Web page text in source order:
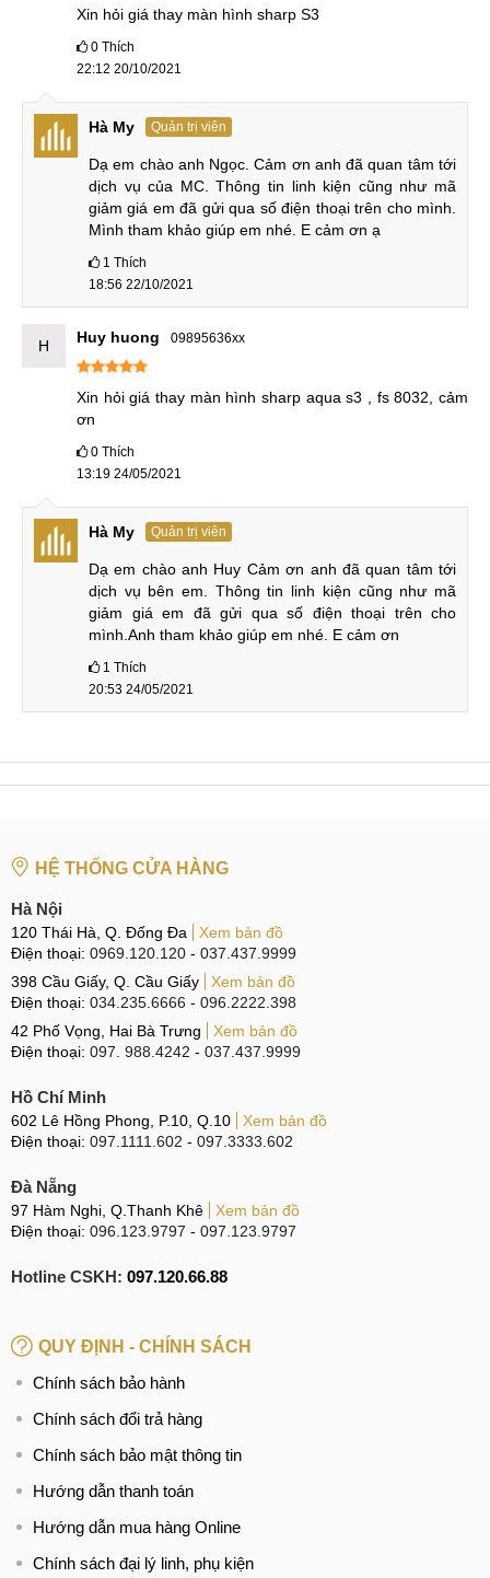
thay màn hình điện thoại sharp aquos s3 ở hn
giá thay màn hình sharp aquos s3 bao nhiêu
Xin hỏi giá thay màn hình sharp S3
0 Thích
22:12 20/10/2021
Hà My Quản trị viên
Dạ em chào anh Ngọc. Cảm ơn anh đã quan tâm tới
dịch vụ của MC. Thông tin linh kiện cũng như mã
giảm giá em đã gửi qua số điện thoại trên cho mình.
Mình tham khảo giúp em nhé. E cảm ơn ạ
1 Thích
18:56 22/10/2021
H Huy huong 09895636xx
Xin hỏi giá thay màn hình sharp aqua s3 , fs 8032, cảm
ơn
0 Thích
13:19 24/05/2021
Hà My Quản trị viên
Dạ em chào anh Huy Cảm ơn anh đã quan tâm tới
dịch vụ bên em. Thông tin linh kiện cũng như mã
giảm giá em đã gửi qua số điện thoại trên cho
mình.Anh tham khảo giúp em nhé. E cảm ơn
1 Thích
20:53 24/05/2021
HỆ THỐNG CỬA HÀNG
Hà Nội
120 Thái Hà, Q. Đống Đa
Xem bản đồ
Điện thoại: 0969.120.120 - 037.437.9999
398 Cầu Giấy, Q. Cầu Giấy
Xem bản đồ
Điện thoại: 034.235.6666 - 096.2222.398
42 Phố Vọng, Hai Bà Trưng
Xem bản đồ
Điện thoại: 097. 988.4242 - 037.437.9999
Hồ Chí Minh
602 Lê Hồng Phong, P.10, Q.10
Xem bản đồ
Điện thoại: 097.1111.602 - 097.3333.602
Đà Nẵng
97 Hàm Nghi, Q.Thanh Khê
Xem bản đồ
Điện thoại: 096.123.9797 - 097.123.9797
Hotline CSKH: 097.120.66.88
QUY ĐỊNH - CHÍNH SÁCH
Chính sách bảo hành
Chính sách đổi trả hàng
Chính sách bảo mật thông tin
Hướng dẫn thanh toán
Hướng dẫn mua hàng Online
Chính sách đại lý linh, phụ kiện